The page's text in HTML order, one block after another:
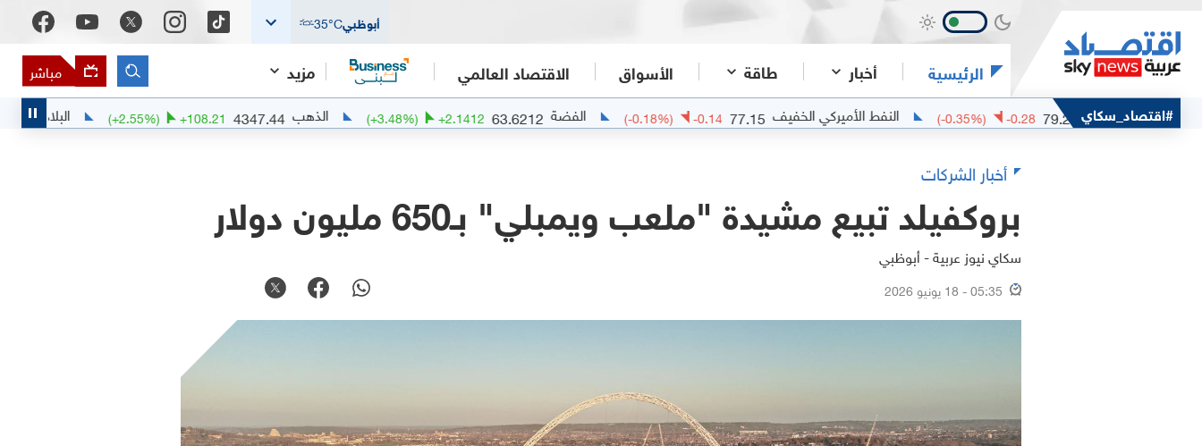
أبوظبي 35°C
الرئيسية أخبار طاقة الأسواق الاقتصاد العالمي مزيد مباشر
#اقتصاد_سكاي
خام مربان 79.25
-0.28
-0.35%) النفط الأميركي الخفيف 77.15
-0.14
-0.18%) الفضة 63.6212
+2.1412
( +3.48%) الذهب 4347.44
+108.21
( +2.55%) البلاديوم 1385.73
أخبار الشركات
بروكفيلد تبيع مشيدة "ملعب ويمبلي" بـ650 مليون دولار
سكاي نيوز عربية - أبوظبي
05:35 - 18 يونيو 2026